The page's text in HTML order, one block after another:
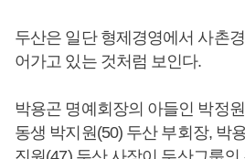
두산은 일단 형제경영에서 사촌
어가고 있는 것처럼 보인다.
박용곤 명예회장의 아들인 박정
동생 박지원(50) 두산 부회장, 박